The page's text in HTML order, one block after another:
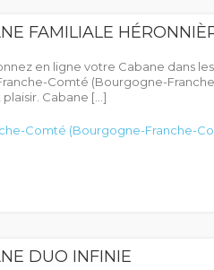
FAMILIALE
en ligne votre Cabane dans
Comté (Bourgogne-
plaisir. Cabane […]
Comté (Bourgogne-Franche-
DUO INFINIE